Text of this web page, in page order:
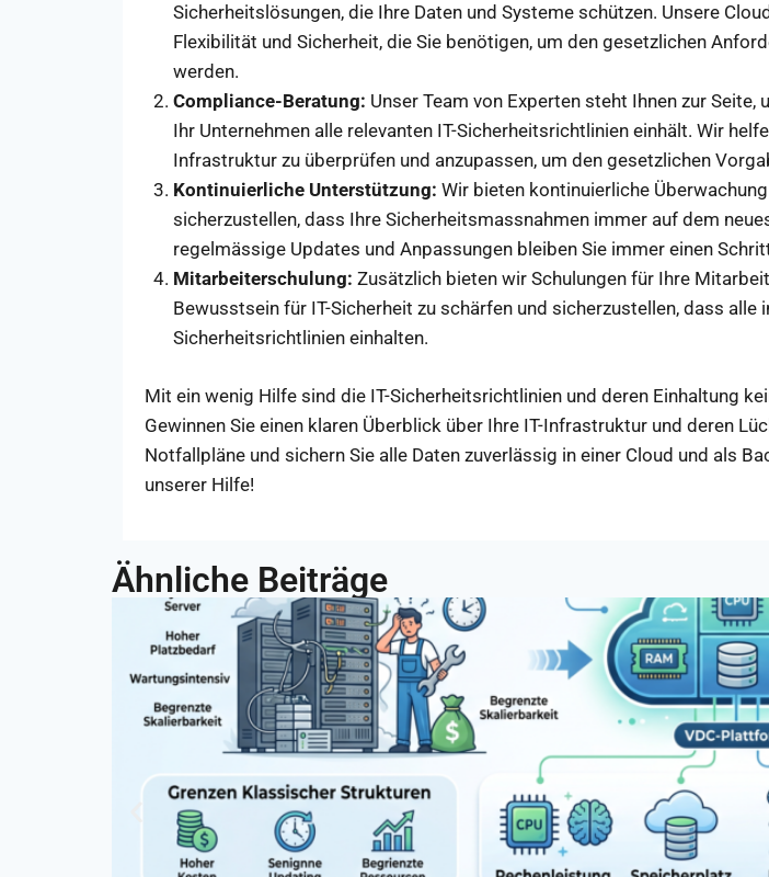
Sicherheitslösungen, die Ihre Daten und Systeme schützen. Unsere
Flexibilität und Sicherheit, die Sie benötigen, um den gesetzlichen
werden.
Compliance-Beratung: Unser Team von Experten steht Ihnen zur Seite,
Ihr Unternehmen alle relevanten IT-Sicherheitsrichtlinien einhält. Wir
Infrastruktur zu überprüfen und anzupassen, um den gesetzlichen
Kontinuierliche Unterstützung: Wir bieten kontinuierliche
sicherzustellen, dass Ihre Sicherheitsmassnahmen immer auf dem
regelmässige Updates und Anpassungen bleiben Sie immer einen
Mitarbeiterschulung: Zusätzlich bieten wir Schulungen für Ihre
Bewusstsein für IT-Sicherheit zu schärfen und sicherzustellen, dass alle
Sicherheitsrichtlinien einhalten.
Mit ein wenig Hilfe sind die IT-Sicherheitsrichtlinien und deren Einhaltung
Gewinnen Sie einen klaren Überblick über Ihre IT-Infrastruktur und deren
Notfallpläne und sichern Sie alle Daten zuverlässig in einer Cloud und als
unserer Hilfe!
Ähnliche Beiträge